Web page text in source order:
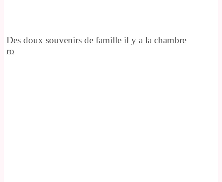
Des doux souvenirs de famille il y a la chambre
ro